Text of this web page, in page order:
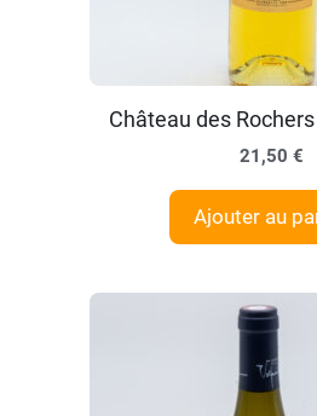
Château des
21,50 €
Ajouter au